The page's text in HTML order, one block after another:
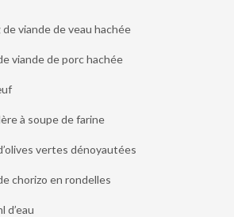
de viande de veau hachée
viande de porc hachée
à soupe de farine
vertes dénoyautées
chorizo en rondelles
d’eau